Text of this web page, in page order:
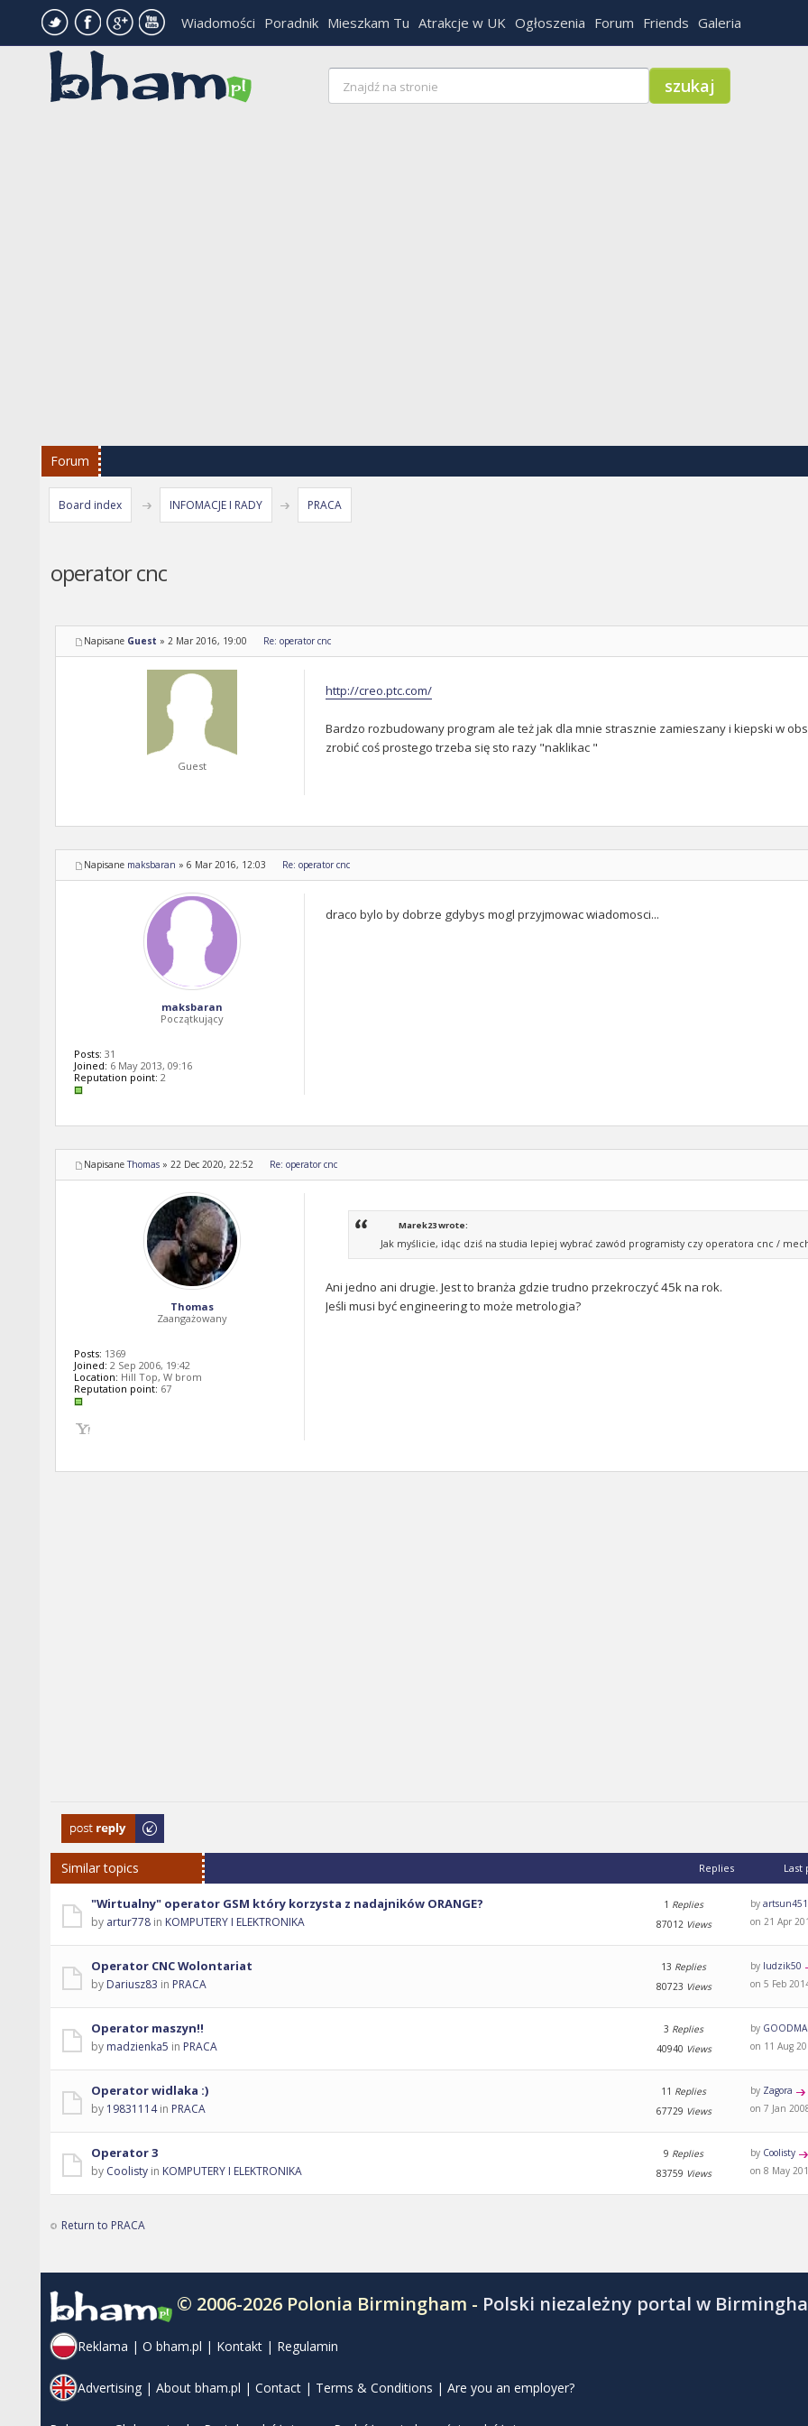
Wiadomości Poradnik Mieszkam Tu Atrakcje w UK Ogłoszenia Forum Friends Galeria
Forum
Board index INFOMACJE I RADY PRACA
operator cnc
Napisane Guest » 2 Mar 2016, 19:00 Re: operator cnc
http://creo.ptc.com/
Bardzo rozbudowany program ale też jak dla mnie strasznie zamieszany i kiepski w
zrobić coś prostego trzeba się sto razy "naklikac "
Guest
Napisane maksbaran » 6 Mar 2016, 12:03 Re: operator cnc
draco bylo by dobrze gdybys mogl przyjmowac wiadomosci...
maksbaran
Początkujący
Posts: 31
Joined: 6 May 2013, 09:16
Reputation point: 2
Napisane Thomas » 22 Dec 2020, 22:52 Re: operator cnc
Marek23 wrote:
Jak myślicie, idąc dziś na studia lepiej wybrać zawód programisty czy operatora cnc /
Ani jedno ani drugie. Jest to branża gdzie trudno przekroczyć 45k na rok.
Jeśli musi być engineering to może metrologia?
Thomas
Zaangażowany
Posts: 1369
Joined: 2 Sep 2006, 19:42
Location: Hill Top, W brom
Reputation point: 67
Post a reply
Similar topics Replies Last
"Wirtualny" operator GSM który korzysta z nadajników ORANGE?
by artur778 in KOMPUTERY I ELEKTRONIKA
1 Replies
87012 Views
byartsun451
on 21 Apr
Operator CNC Wolontariat
by Dariusz83 in PRACA
13 Replies
80723 Views
by ludzik50
on 5 Feb
Operator maszyn!!
by madzienka5 in PRACA
3 Replies
40940 Views
by
on 11 Aug
Operator widlaka :)
by 19831114in PRACA
11 Replies
67729 Views
by Zagora
on 7 Jan
Operator 3
by Coolisty in KOMPUTERY I ELEKTRONIKA
9 Replies
83759 Views
by Coolisty
on 8 May
Return to PRACA
© 2006-2026 Polonia Birmingham - Polski niezależny portal w
Reklama | O bham.pl | Kontakt | Regulamin
Advertising | About bham.pl | Contact | Terms & Conditions | Are you an employer?